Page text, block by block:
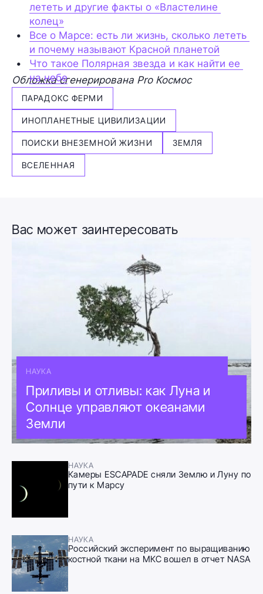
лететь и другие факты о «Властелине
колец»
Все о Марсе: есть ли жизнь, сколько лететь
и почему называют Красной планетой
Что такое Полярная звезда и как найти ее
на небе
Обложка сгенерирована Pro Космос
ПАРАДОКС ФЕРМИ
ИНОПЛАНЕТНЫЕ ЦИВИЛИЗАЦИИ
ПОИСКИ ВНЕЗЕМНОЙ ЖИЗНИ ЗЕМЛЯ
ВСЕЛЕННАЯ
Вас может заинтересовать
НАУКА
Приливы и отливы: как Луна и
Солнце управляют океанами
Земли
НАУКА
Камеры ESCAPADE сняли Землю и Луну по
пути к Марсу
НАУКА
Российский эксперимент по выращиванию
костной ткани на МКС вошел в отчет NASA